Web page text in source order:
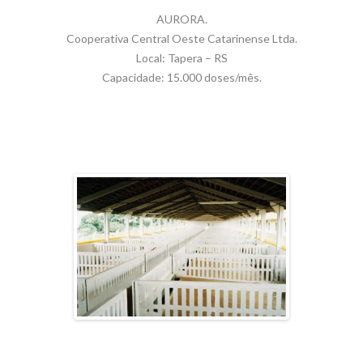
AURORA.
Cooperativa Central Oeste Catarinense Ltda.
Local: Tapera – RS
Capacidade: 15.000 doses/mês.